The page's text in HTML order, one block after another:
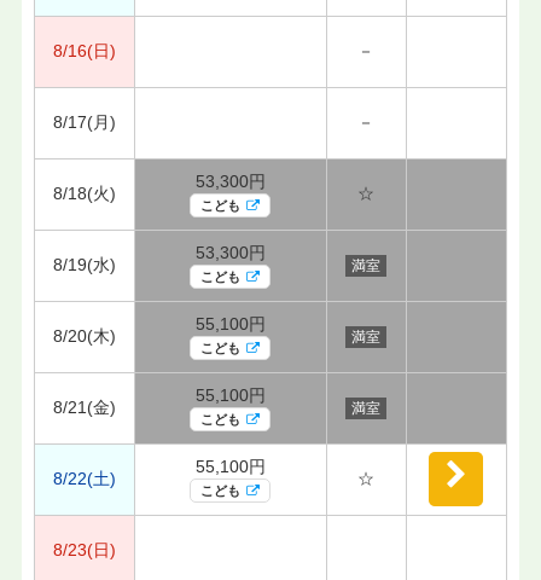
8/16(日) －
8/17(月) －
8/18(火)
53,300円
こども
☆
8/19(水)
53,300円
こども
満室
8/20(木)
55,100円
こども
満室
8/21(金)
55,100円
こども
満室
8/22(土)
55,100円
こども
☆
8/23(日)